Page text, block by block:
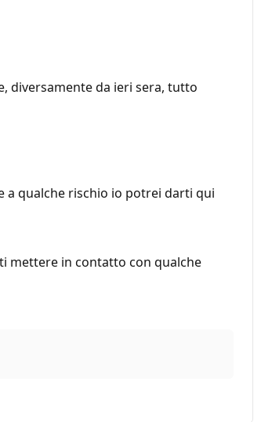
diversamente da ieri sera, tutto
a qualche rischio io potrei darti qui
mettere in contatto con qualche